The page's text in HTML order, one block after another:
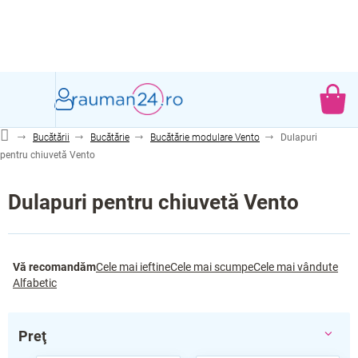
DE
Bucătării Bucătărie Bucătărie modulare Vento
Dulapuri
pentru chiuvetă Vento
Dulapuri pentru chiuvetă Vento
e
l
Vă recomandămCele mai ieftineCele mai scumpeCele mai vândute
Alfabetic
Preţ